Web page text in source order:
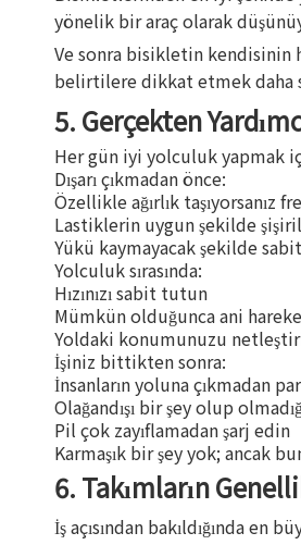
yönelik bir araç olarak
Ve sonra bisikletin kendisinin
belirtilere dikkat etmek daha
5. Gerçekten
Her gün iyi yolculuk yapmak
Dışarı çıkmadan önce:
Özellikle ağırlık taşıyorsanız
Lastiklerin uygun şekilde
Yükü kaymayacak şekilde
Yolculuk sırasında:
Hızınızı sabit tutun
Mümkün olduğunca ani
Yoldaki konumunuzu
İşiniz bittikten sonra:
İnsanların yoluna çıkmadan
Olağandışı bir şey olup
Pil çok zayıflamadan şarj edin
Karmaşık bir şey yok; ancak
6. Takımların
İş açısından bakıldığında